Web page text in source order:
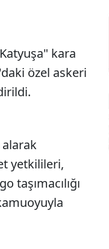
kara
özel askeri
yetkilileri,
taşımacılığı